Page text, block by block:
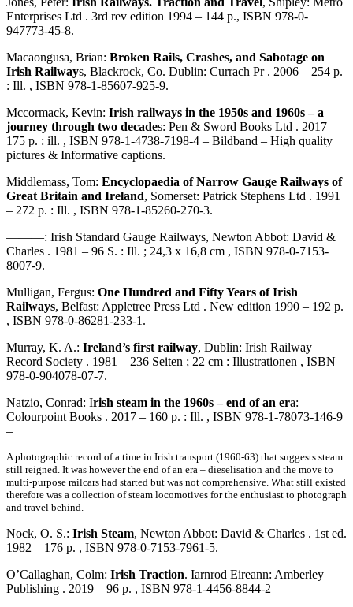
Enterprises Ltd . 3rd rev edition 1994 – 144 p., ISBN 978-0-
947773-45-8.
Macaongusa, Brian: Broken Rails, Crashes, and Sabotage on
Irish Railways, Blackrock, Co. Dublin: Currach Pr . 2006 – 254 p.
: Ill. , ISBN 978-1-85607-925-9.
Mccormack, Kevin: Irish railways in the 1950s and 1960s – a
journey through two decades: Pen & Sword Books Ltd . 2017 –
175 p. : ill. , ISBN 978-1-4738-7198-4 – Bildband – High quality
pictures & Informative captions.
Middlemass, Tom: Encyclopaedia of Narrow Gauge Railways of
Great Britain and Ireland, Somerset: Patrick Stephens Ltd . 1991
– 272 p. : Ill. , ISBN 978-1-85260-270-3.
———: Irish Standard Gauge Railways, Newton Abbot: David &
Charles . 1981 – 96 S. : Ill. ; 24,3 x 16,8 cm , ISBN 978-0-7153-
8007-9.
Mulligan, Fergus: One Hundred and Fifty Years of Irish
Railways, Belfast: Appletree Press Ltd . New edition 1990 – 192 p.
, ISBN 978-0-86281-233-1.
Murray, K. A.: Ireland’s first railway, Dublin: Irish Railway
Record Society . 1981 – 236 Seiten ; 22 cm : Illustrationen , ISBN
978-0-904078-07-7.
Natzio, Conrad: Irish steam in the 1960s – end of an era:
Colourpoint Books . 2017 – 160 p. : Ill. , ISBN 978-1-78073-146-9
–
A photographic record of a time in Irish transport (1960-63) that suggests steam
still reigned. It was however the end of an era – dieselisation and the move to
multi-purpose railcars had started but was not comprehensive. What still existed
therefore was a collection of steam locomotives for the enthusiast to photograph
and travel behind.
Nock, O. S.: Irish Steam, Newton Abbot: David & Charles . 1st ed.
1982 – 176 p. , ISBN 978-0-7153-7961-5.
O’Callaghan, Colm: Irish Traction. Iarnrod Eireann: Amberley
Publishing . 2019 – 96 p. , ISBN 978-1-4456-8844-2